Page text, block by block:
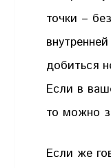
точки –
добиться
Если в
то можно
Если же